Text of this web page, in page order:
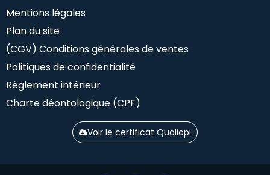
Mentions légales
Plan du site
(CGV) Conditions générales de ventes
Politiques de confidentialité
Règlement intérieur
Charte déontologique (CPF)
Voir le certificat Qualiopi